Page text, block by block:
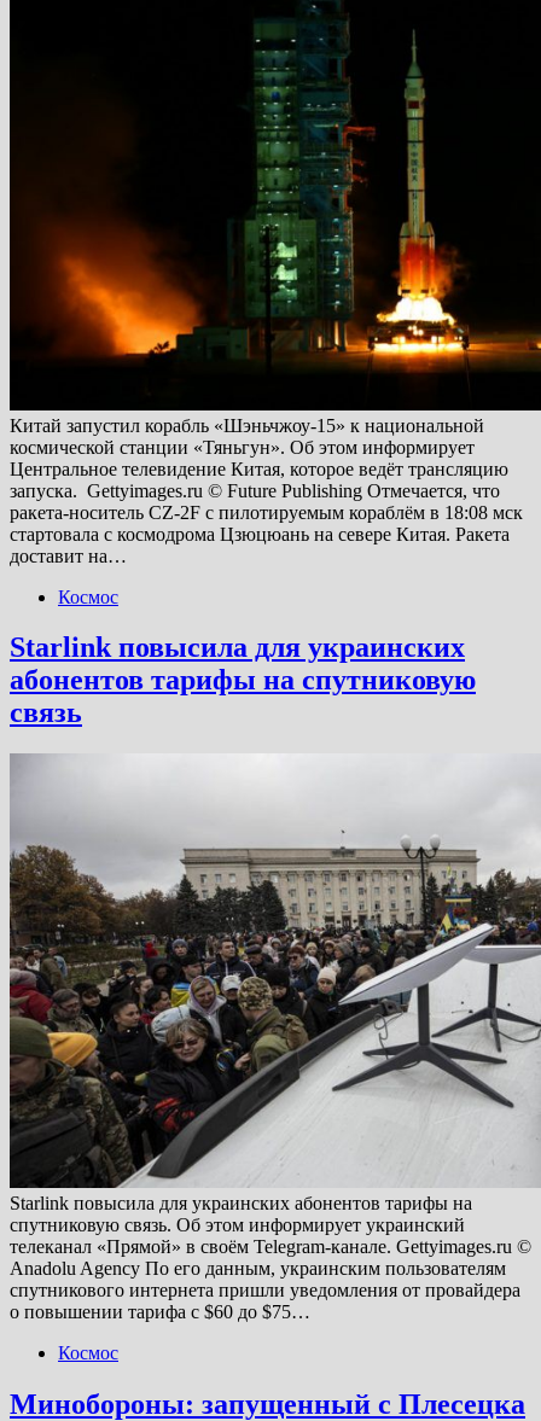
Китай запустил корабль «Шэньчжоу-15» к национальной
космической станции «Тяньгун». Об этом информирует
Центральное телевидение Китая, которое ведёт трансляцию
запуска. Gettyimages.ru © Future Publishing Отмечается, что
ракета-носитель CZ-2F с пилотируемым кораблём в 18:08 мск
стартовала с космодрома Цзюцюань на севере Китая. Ракета
доставит на…
Космос
Starlink повысила для украинских
абонентов тарифы на спутниковую
связь
Starlink повысила для украинских абонентов тарифы на
спутниковую связь. Об этом информирует украинский
телеканал «Прямой» в своём Telegram-канале. Gettyimages.ru ©
Anadolu Agency По его данным, украинским пользователям
спутникового интернета пришли уведомления от провайдера
о повышении тарифа с $60 до $75…
Космос
Минобороны: запущенный с Плесецка